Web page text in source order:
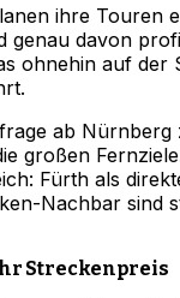
ihre Touren
genau davon
ohnehin auf der
ab Nürnberg
großen
Fürth als
Nachbar sind
Streckenpreis